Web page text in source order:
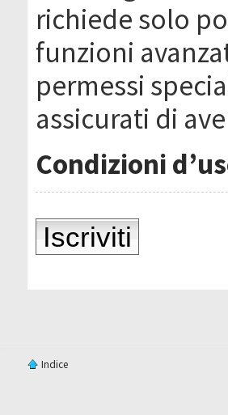
richiede solo
funzioni
permessi
assicurati di
Condizioni
Iscriviti
Indice